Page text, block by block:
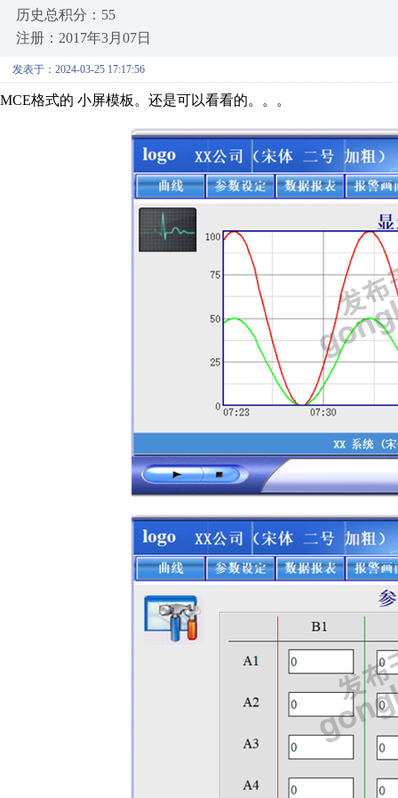
历史总积分：55
注册：2017年3月07日
发表于：2024-03-25 17:17:56
MCE格式的 小屏模板。还是可以看看的。。。